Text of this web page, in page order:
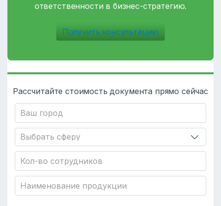
ответственности в бизнес-стратегию.
Получить консультацию
Рассчитайте стоимость документа прямо сейчас